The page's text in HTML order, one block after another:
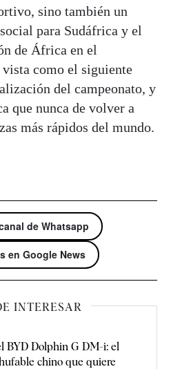
sino también un
para Sudáfrica y el
de África en el
como el siguiente
del campeonato, y
que nunca de volver a
más rápidos del mundo.
de Whatsapp
en Google News
INTERESAR
BYD Dolphin G DM-i: el
chino que quiere